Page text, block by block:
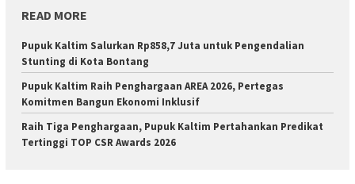
READ MORE
Pupuk Kaltim Salurkan Rp858,7 Juta untuk Pengendalian
Stunting di Kota Bontang
Pupuk Kaltim Raih Penghargaan AREA 2026, Pertegas
Komitmen Bangun Ekonomi Inklusif
Raih Tiga Penghargaan, Pupuk Kaltim Pertahankan Predikat
Tertinggi TOP CSR Awards 2026